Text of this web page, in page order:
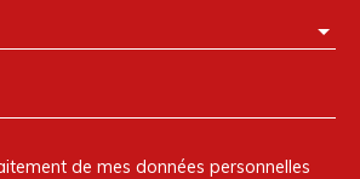
de mes données personnelles